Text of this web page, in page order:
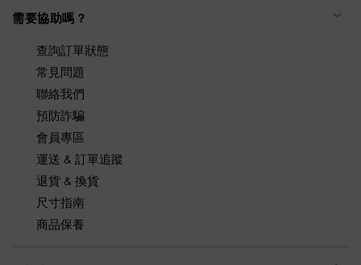
需要協助嗎？
查詢訂單狀態
常見問題
聯絡我們
預防詐騙
會員專區
運送 & 訂單追蹤
退貨 & 換貨
尺寸指南
商品保養